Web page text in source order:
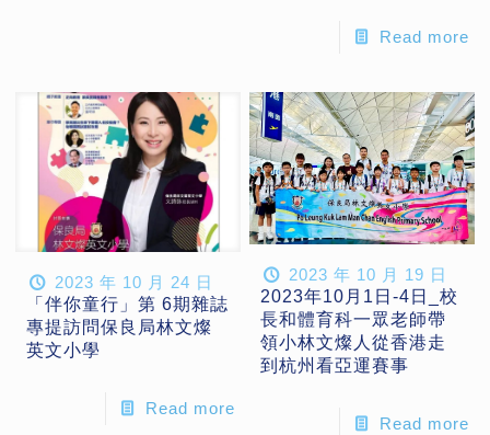
Read more
2023 年 10 月 24 日
「伴你童行」第 6期雜誌
專提訪問保良局林文燦
英文小學
Read more
2023 年 10 月 19 日
2023年10月1日-4日_校
長和體育科一眾老師帶
領小林文燦人從香港走
到杭州看亞運賽事
Read more